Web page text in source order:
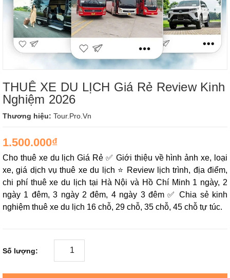
THUÊ XE DU LỊCH Giá Rẻ Review Kinh
Nghiệm 2026
Thương hiệu: Tour.Pro.Vn
1.500.000₫
Cho thuê xe du lịch Giá Rẻ ✅ Giới thiệu về hình ảnh xe, loại
xe, giá dịch vụ thuê xe du lịch ⭐ Review lịch trình, địa điểm,
chi phí thuê xe du lịch tại Hà Nội và Hồ Chí Minh 1 ngày, 2
ngày 1 đêm, 3 ngày 2 đêm, 4 ngày 3 đêm ✅ Chia sẻ kinh
nghiệm thuê xe du lịch 16 chỗ, 29 chỗ, 35 chỗ, 45 chỗ tự túc.
Số lượng: